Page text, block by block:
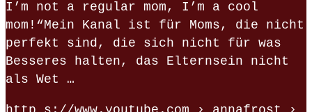
I’m not a regular mom, I’m a cool
mom!“Mein Kanal ist für Moms, die nicht
perfekt sind, die sich nicht für was
Besseres halten, das Elternsein nicht
als Wet …